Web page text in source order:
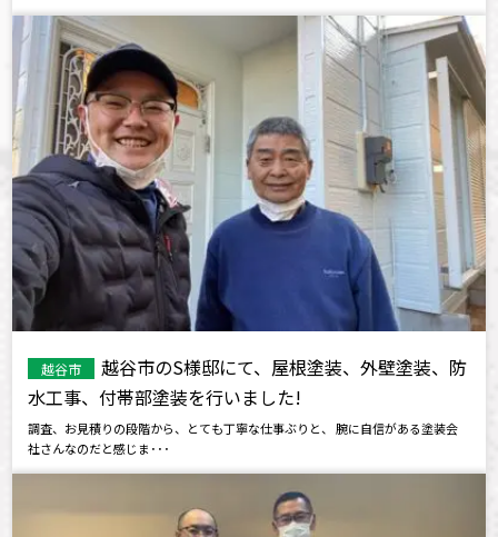
越谷市
越谷市のS様邸にて、屋根塗装、外壁塗装、防
水工事、付帯部塗装を行いました!
調査、お見積りの段階から、とても丁寧な仕事ぶりと、 腕に自信がある塗装会
社さんなのだと感じま･･･